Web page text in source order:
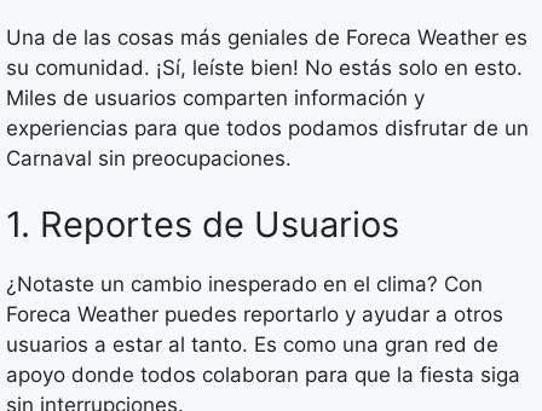
Una de las cosas más geniales de Foreca Weather es
su comunidad. ¡Sí, leíste bien! No estás solo en esto.
Miles de usuarios comparten información y
experiencias para que todos podamos disfrutar de un
Carnaval sin preocupaciones.
1. Reportes de Usuarios
¿Notaste un cambio inesperado en el clima? Con
Foreca Weather puedes reportarlo y ayudar a otros
usuarios a estar al tanto. Es como una gran red de
apoyo donde todos colaboran para que la fiesta siga
sin interrupciones.